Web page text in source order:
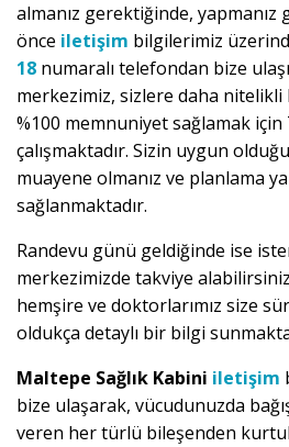
almanız gerektiğinde,
önce iletişim bilgilerimiz
18 numaralı telefondan bize
merkezimiz, sizlere daha
%100 memnuniyet sağlamak için
çalışmaktadır. Sizin uygun
muayene olmanız ve planlama
sağlanmaktadır.
Randevu günü geldiğinde ise
merkezimizde takviye
hemşire ve doktorlarımız size
oldukça detaylı bir bilgi
Maltepe Sağlık Kabini iletişim
bize ulaşarak, vücudunuzda
veren her türlü bileşenden